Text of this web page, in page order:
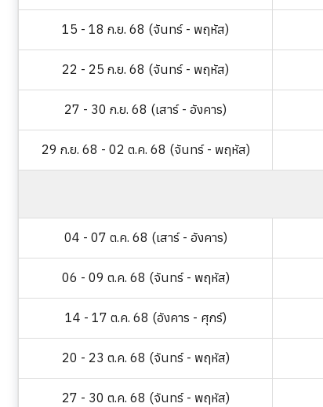
15 - 18 ก.ย. 68 (จันทร์ - พฤหัส)
22 - 25 ก.ย. 68 (จันทร์ - พฤหัส)
27 - 30 ก.ย. 68 (เสาร์ - อังคาร)
29 ก.ย. 68 - 02 ต.ค. 68 (จันทร์ - พฤหัส)
04 - 07 ต.ค. 68 (เสาร์ - อังคาร)
06 - 09 ต.ค. 68 (จันทร์ - พฤหัส)
14 - 17 ต.ค. 68 (อังคาร - ศุกร์)
20 - 23 ต.ค. 68 (จันทร์ - พฤหัส)
27 - 30 ต.ค. 68 (จันทร์ - พฤหัส)